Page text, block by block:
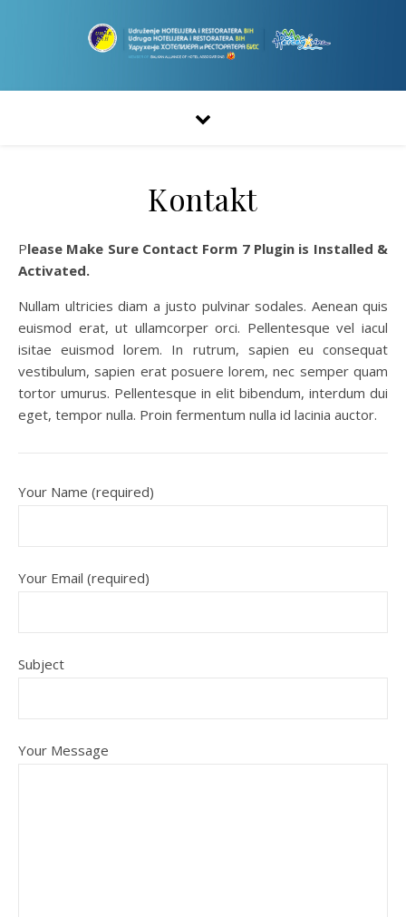
Kontakt
Please Make Sure Contact Form 7 Plugin is Installed &
Activated.
Nullam ultricies diam a justo pulvinar sodales. Aenean quis
euismod erat, ut ullamcorper orci. Pellentesque vel iacul
isitae euismod lorem. In rutrum, sapien eu consequat
vestibulum, sapien erat posuere lorem, nec semper quam
tortor umurus. Pellentesque in elit bibendum, interdum dui
eget, tempor nulla. Proin fermentum nulla id lacinia auctor.
Your Name (required)
Your Email (required)
Subject
Your Message